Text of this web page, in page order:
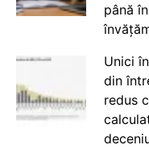
până
Unici
din
redus